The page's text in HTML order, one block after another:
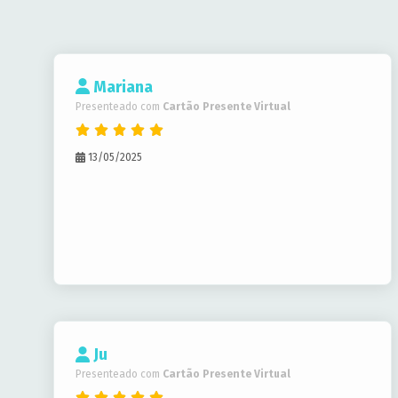
Mariana
Presenteado com Cartão Presente Virtual
13/05/2025
Ju
Presenteado com Cartão Presente Virtual